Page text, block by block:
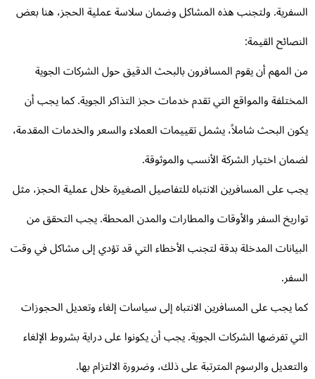
ولتجنب هذه المشاكل وضمان سلاسة عملية الحجز، هنا بعض
القيمة:
المهم أن يقوم المسافرون بالبحث الدقيق حول الشركات الجوية
والمواقع التي تقدم خدمات حجز التذاكر الجوية. كما يجب أن
البحث شاملاً، يشمل تقييمات العملاء والسعر والخدمات المقدمة،
اختيار الشركة الأنسب والموثوقة.
على المسافرين الانتباه للتفاصيل الصغيرة خلال عملية الحجز، مثل
السفر والأوقات والمطارات والمدن المحطة. يجب التحقق من
المدخلة بدقة لتجنب الأخطاء التي قد تؤدي إلى مشاكل في وقت
يجب على المسافرين الانتباه إلى سياسات إلغاء وتعديل الحجوزات
تفرضها الشركات الجوية. يجب أن يكونوا على دراية بشروط الإلغاء
والرسوم المترتبة على ذلك، وضرورة الالتزام بها.